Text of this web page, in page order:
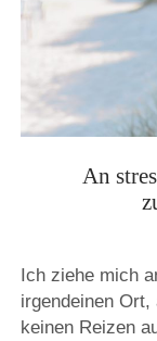
HISTORIE
An
Ich ziehe mich
irgendeinen Ort,
keinen Reizen